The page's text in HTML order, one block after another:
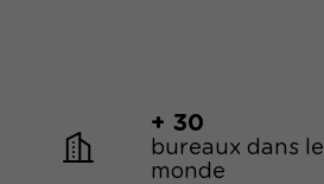
+ 30
bureaux dans le
monde